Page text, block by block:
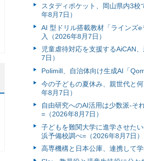
スタディポケット、岡山県内3
年8月7日）
AI 型ドリル搭載教材「ラインズ
入（2026年8月7日）
児童虐待対応を支援するAiCAN
7日）
Polimill、自治体向け生成AI「
今の子どもの夏休み、親世代と
年8月7日）
自由研究へのAI活用は少数派-そ
=（2026年8月7日）
子どもを難関大学に進学させた
浜予備校調べ=（2026年8月7日）
高専機構と日本公庫、連携して